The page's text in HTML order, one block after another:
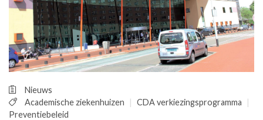
PRAKTIJKZAKEN
TARIEVEN
VPHUISARTSEN
MEDISCHE VAKHANDEL
REGISTRATIE
Nieuws
Academische ziekenhuizen
CDA verkiezingsprogramma
Preventiebeleid